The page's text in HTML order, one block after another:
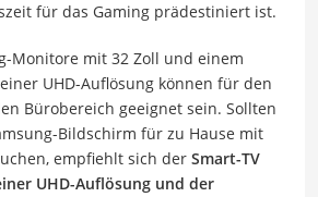
für das Gaming prädestiniert ist.
Monitore mit 32 Zoll und einem
UHD-Auflösung können für den
Bürobereich geeignet sein. Sollten
Bildschirm für zu Hause mit
empfiehlt sich der Smart-TV
UHD-Auflösung und der